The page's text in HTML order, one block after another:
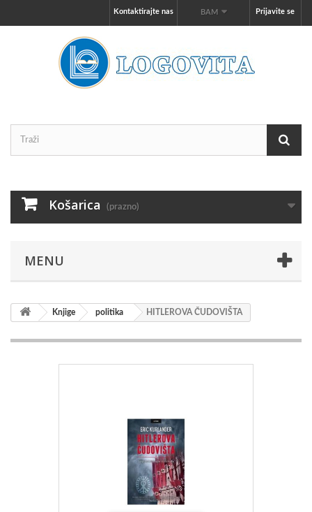
Prijavite se
BAM
Kontaktirajte nas
Košarica (prazno)
MENU
Knjige politika HITLEROVA ČUDOVIŠTA